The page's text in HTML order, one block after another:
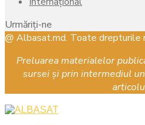
Urmăriți-ne
Facebook
Instagram
Youtube
@ Albasat.md. Toate drepturile
Preluarea materialelor
sursei și prin intermediul